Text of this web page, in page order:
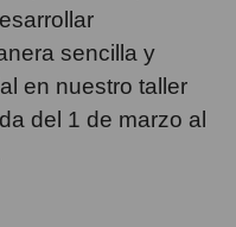
sencilla y
en nuestro taller
del 1 de marzo al